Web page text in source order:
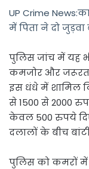
UP Crime
में पिता ने दो जुड़वा
पुलिस जांच में यह
कमजोर और
इस धंधे में शामिल
से 1500 से 2000
केवल 500 रुपये
दलालों के बीच बांटी
पुलिस को कमरों में